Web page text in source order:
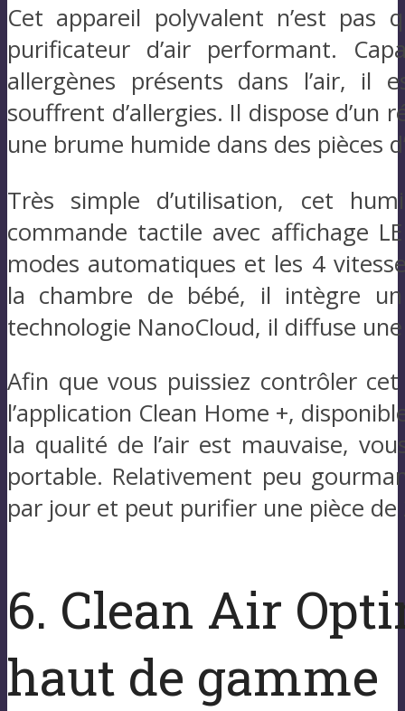
Cet appareil polyvalent n’est pas
purificateur d’air performant.
allergènes présents dans l’air, il
souffrent d’allergies. Il dispose d’un
une brume humide dans des pièces
Très simple d’utilisation, cet
commande tactile avec affichage
modes automatiques et les 4
la chambre de bébé, il intègre
technologie NanoCloud, il diffuse
Afin que vous puissiez contrôler
l’application Clean Home +,
la qualité de l’air est mauvaise,
portable. Relativement peu
par jour et peut purifier une pièce
6. Clean Air
haut de gamme